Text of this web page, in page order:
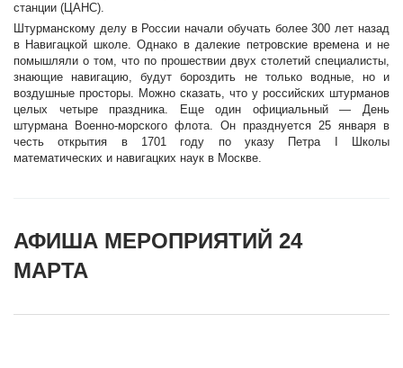
станции (ЦАНС).
Штурманскому делу в России начали обучать более 300 лет назад
в Навигацкой школе. Однако в далекие петровские времена и не
помышляли о том, что по прошествии двух столетий специалисты,
знающие навигацию, будут бороздить не только водные, но и
воздушные просторы. Можно сказать, что у российских штурманов
целых четыре праздника. Еще один официальный — День
штурмана Военно-морского флота. Он празднуется 25 января в
честь открытия в 1701 году по указу Петра I Школы
математических и навигацких наук в Москве.
АФИША МЕРОПРИЯТИЙ 24
МАРТА